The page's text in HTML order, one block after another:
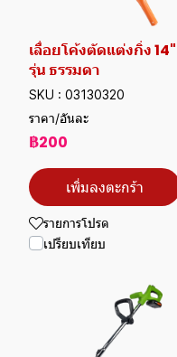
เลื่อยโค้งตัดแต่งกิ่ง 14"
รุ่น ธรรมดา
SKU : 03130320
ราคา/อันละ
฿200
เพิ่มลงตะกร้า
รายการโปรด
เปรียบเทียบ